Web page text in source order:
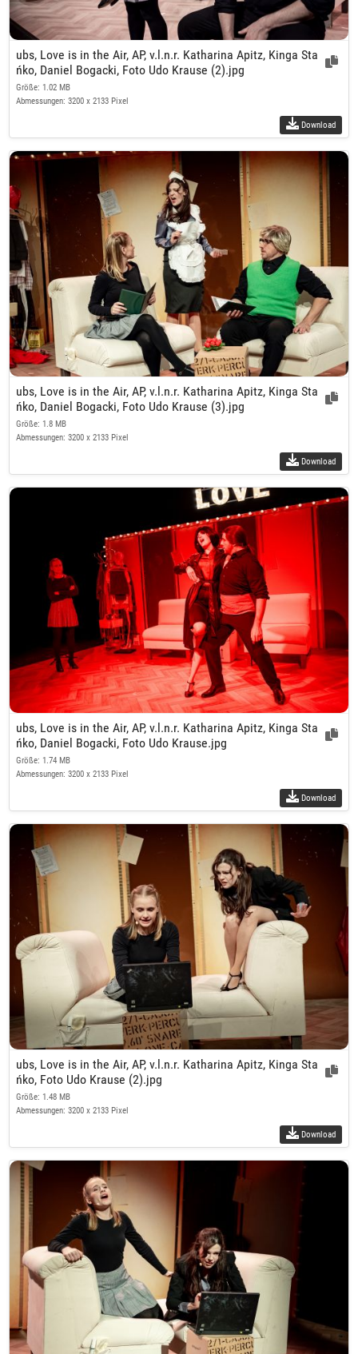
ubs, Love is in the Air, AP, v.l.n.r. Katharina Apitz, Kinga Sta
ńko, Daniel Bogacki, Foto Udo Krause (2).jpg
Größe: 1.02 MB
Abmessungen: 3200 x 2133 Pixel
Download
ubs, Love is in the Air, AP, v.l.n.r. Katharina Apitz, Kinga Sta
ńko, Daniel Bogacki, Foto Udo Krause (3).jpg
Größe: 1.8 MB
Abmessungen: 3200 x 2133 Pixel
Download
ubs, Love is in the Air, AP, v.l.n.r. Katharina Apitz, Kinga Sta
ńko, Daniel Bogacki, Foto Udo Krause.jpg
Größe: 1.74 MB
Abmessungen: 3200 x 2133 Pixel
Download
ubs, Love is in the Air, AP, v.l.n.r. Katharina Apitz, Kinga Sta
ńko, Foto Udo Krause (2).jpg
Größe: 1.48 MB
Abmessungen: 3200 x 2133 Pixel
Download